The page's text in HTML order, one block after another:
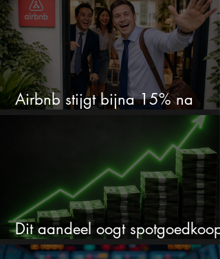
Airbnb stijgt bijna 15% na
cijfers: vooral dit AI-cijfer valt op
Dit aandeel oogt spotgoedkoop
voor hoeveel het kan stijgen